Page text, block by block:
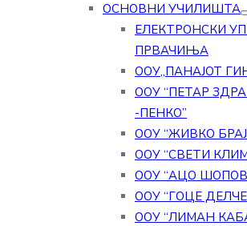
ОСНОВНИ УЧИЛИШТА
ЕЛЕКТРОНСКИ
ПРВАЧИЊА
ООУ„ПАНАЈОТ
ООУ “ПЕТАР
-ПЕНКО”
ООУ “ЖИВКО
ООУ “СВЕТИ
ООУ “АЦО
ООУ “ГОЦЕ
ООУ “ЛИМАН